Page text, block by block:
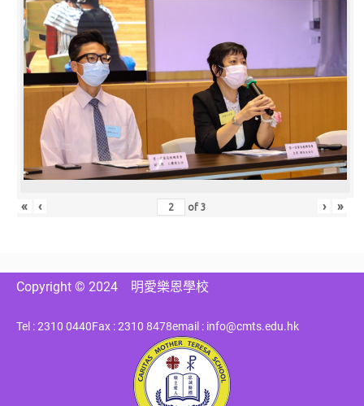
« ‹ of3 › »
Copyright © 2024 明愛樂恩學校
Tel : 2310 0440Fax : 2310 8478email : info@cmts.edu.hk